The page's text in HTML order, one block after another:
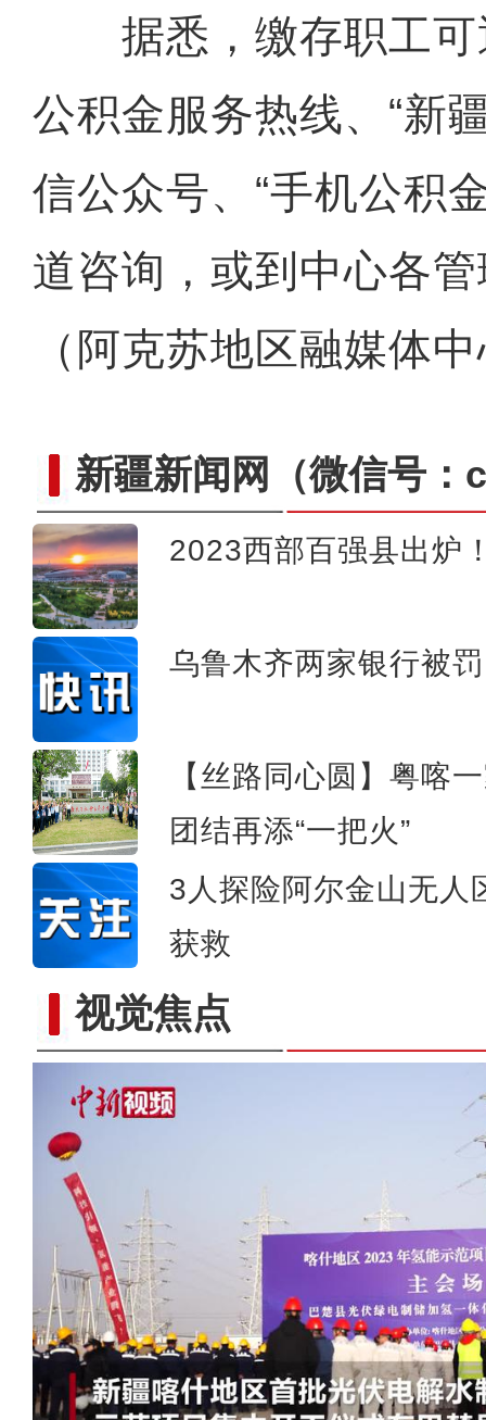
据悉，缴存职工可
公积金服务热线、“新
信公众号、“手机公积
道咨询，或到中心各
（阿克苏地区融媒体
新疆新闻网 （微信号
2023西部百强县出炉
乌鲁木齐两家银行被罚
【丝路同心圆】粤喀
团结再添“一把火”
3人探险阿尔金山无人
获救
视觉焦点航拍“多巴胺”配色的新